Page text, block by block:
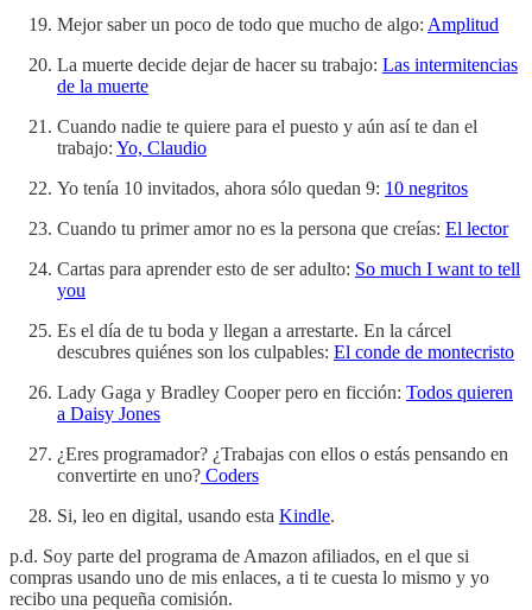
Mejor saber un poco de todo que mucho de algo: Amplitud
La muerte decide dejar de hacer su trabajo: Las intermitencias
de la muerte
Cuando nadie te quiere para el puesto y aún así te dan el
trabajo: Yo, Claudio
Yo tenía 10 invitados, ahora sólo quedan 9: 10 negritos
Cuando tu primer amor no es la persona que creías: El lector
Cartas para aprender esto de ser adulto: So much I want to tell
you
Es el día de tu boda y llegan a arrestarte. En la cárcel
descubres quiénes son los culpables: El conde de montecristo
Lady Gaga y Bradley Cooper pero en ficción: Todos quieren
a Daisy Jones
¿Eres programador? ¿Trabajas con ellos o estás pensando en
convertirte en uno? Coders
Si, leo en digital, usando esta Kindle.
p.d. Soy parte del programa de Amazon afiliados, en el que si
compras usando uno de mis enlaces, a ti te cuesta lo mismo y yo
recibo una pequeña comisión.